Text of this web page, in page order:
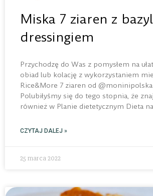
Miska 7 ziaren z
dressingiem
Przychodzę do Was z pomysłem na
obiad lub kolację z wykorzystaniem
Rice&More 7 ziaren od @moninipolska
Polubiłyśmy się do tego stopnia, że
również w Planie dietetycznym Dieta na
CZYTAJ DALEJ »
25 marca 2022